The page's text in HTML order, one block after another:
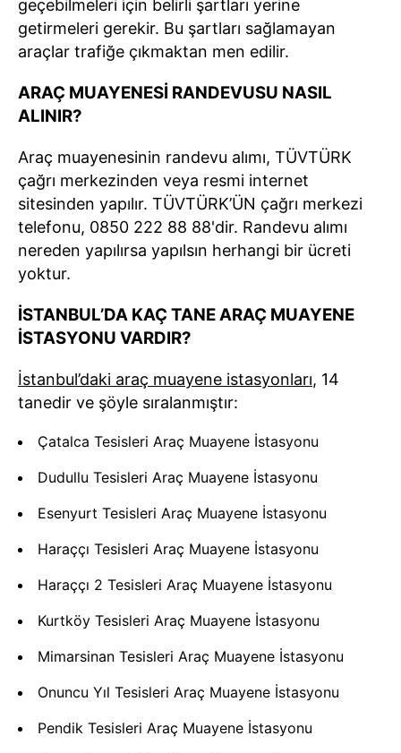
geçebilmeleri için belirli şartları yerine
getirmeleri gerekir. Bu şartları sağlamayan
araçlar trafiğe çıkmaktan men edilir.
ARAÇ MUAYENESİ RANDEVUSU NASIL
ALINIR?
Araç muayenesinin randevu alımı, TÜVTÜRK
çağrı merkezinden veya resmi internet
sitesinden yapılır. TÜVTÜRK’ÜN çağrı merkezi
telefonu, 0850 222 88 88'dir. Randevu alımı
nereden yapılırsa yapılsın herhangi bir ücreti
yoktur.
İSTANBUL’DA KAÇ TANE ARAÇ MUAYENE
İSTASYONU VARDIR?
İstanbul’daki araç muayene istasyonları, 14
tanedir ve şöyle sıralanmıştır:
Çatalca Tesisleri Araç Muayene İstasyonu
Dudullu Tesisleri Araç Muayene İstasyonu
Esenyurt Tesisleri Araç Muayene İstasyonu
Haraççı Tesisleri Araç Muayene İstasyonu
Haraççı 2 Tesisleri Araç Muayene İstasyonu
Kurtköy Tesisleri Araç Muayene İstasyonu
Mimarsinan Tesisleri Araç Muayene İstasyonu
Onuncu Yıl Tesisleri Araç Muayene İstasyonu
Pendik Tesisleri Araç Muayene İstasyonu